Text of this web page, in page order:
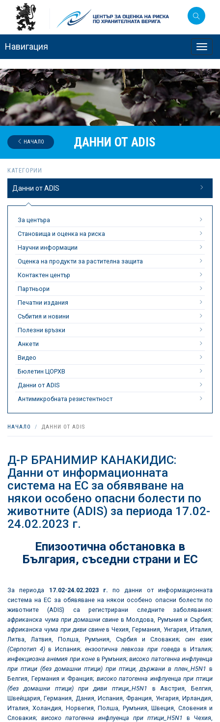
Навигация
ДАННИ ОТ ADIS
НАЧАЛО
КАТЕГОРИИ
Данни от ADIS
За центъра
Становища и оценка на риска
Научни информации
Оценка на продукти за растителна защита
Контактен център
Партньори
Печатни издания
Събития и новини
Полезни връзки
Анкети
Видео
Бюлетин ЦОРХВ
Данни от ADIS
Антимикробната резистентност
НАЧАЛО ДАННИ ОТ ADIS
Д-Р БРАНИМИР КАНАКИДИС:
Данни от информационната
система на ЕС за обявяване на
някои особено опасни болести по
животните (ADIS) за периода 17.02-
24.02.2023 г.
Епизоотична обстановка в
България, съседни страни и ЕС
За периода 17.02-24.02.2023 г.по данни от информационната
система на ЕС за обявяване на някои особено опасни болести по
животните (ADIS) са регистрирани следните заболявания:
африканска чума при домашни свине в Молдова, Румъния и Сърбия;
африканска чума при диви свинев Чехия, Германия, Унгария, Италия,
Литва, Латвия, Полша, Румъния, Сърбия и Словакия; син език
(Серпотип 4)в Испания; ензоотична левкоза при говеда в Италия;
инфекциозна анемия при коне в Румъния;високо патогенна инфлуенца
при птици (без домашни птици) при птици, държани в плен_ H5N1 в
Белгия, Германия и Франция; високо патогенна инфлуенца при птици
(без домашни птици) при диви птици_ H5N1 в Австрия, Белгия,
Швейцария, Германия, Дания, Испания, Франция, Унгария, Ирландия,
Италия, Холандия, Норвегия, Полша, Румъния, Швеция, Словения и
Словакия; високо патогенна инфлуенца при птици_ H5N1 в Чехия,